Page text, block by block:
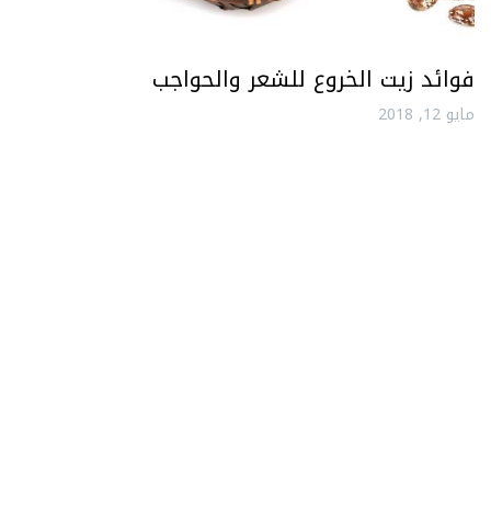
فوائد زيت الخروع للشعر والحواجب
مايو 12, 2018